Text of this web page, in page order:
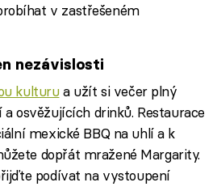
v zastřešeném
nezávislosti
kulturua užít si večer plný
osvěžujících drinků. Restaurace
mexické BBQ na uhlí a k
dopřát mražené Margarity.
podívat na vystoupení